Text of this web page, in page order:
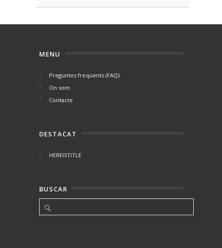
MENU
Preguntes freqüents (FAQ)
On som
Contacte
DESTACAT
HEREISTITLE
BUSCAR